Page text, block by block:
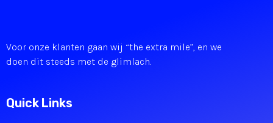
Voor onze klanten gaan wij “the extra mile”, en we
doen dit steeds met de glimlach.
Quick Links